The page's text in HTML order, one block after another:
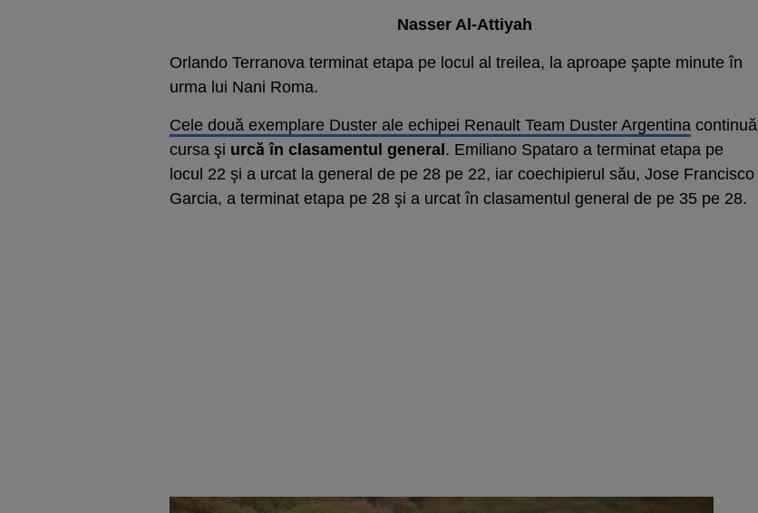
Nasser Al-Attiyah
Orlando Terranova terminat etapa pe locul al treilea, la aproape şapte minute în
urma lui Nani Roma.
Cele două exemplare Duster ale echipei Renault Team Duster Argentina continuă
cursa şi urcă în clasamentul general . Emiliano Spataro a terminat etapa pe
locul 22 şi a urcat la general de pe 28 pe 22, iar coechipierul său, Jose Francisco
Garcia, a terminat etapa pe 28 şi a urcat în clasamentul general de pe 35 pe 28.